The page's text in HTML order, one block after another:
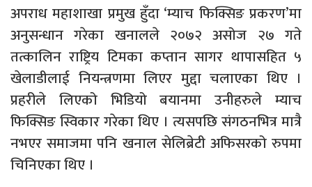
अपराध महाशाखा प्रमुख हुँदा ‘म्याच फिक्सिङ प्रकरण’मा
अनुसन्धान गरेका खनालले २०७२ असोज २७ गते
तत्कालिन राष्ट्रिय टिमका कप्तान सागर थापासहित ५
खेलाडीलाई नियन्त्रणमा लिएर मुद्दा चलाएका थिए ।
प्रहरीले लिएको भिडियो बयानमा उनीहरुले म्याच
फिक्सिङ स्विकार गरेका थिए । त्यसपछि संगठनभित्र मात्रै
नभएर समाजमा पनि खनाल सेलिब्रेटी अफिसरको रुपमा
चिनिएका थिए ।